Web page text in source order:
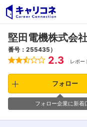
堅田電機株式会
番号：255435）
2.3 レポー
フォロー
フォロー企業に新着